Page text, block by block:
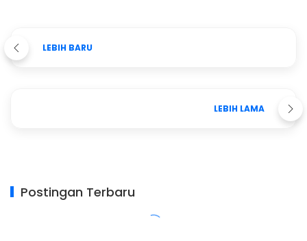
LEBIH BARU
LEBIH LAMA
Postingan Terbaru